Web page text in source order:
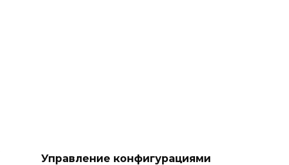
Управление конфигурациями